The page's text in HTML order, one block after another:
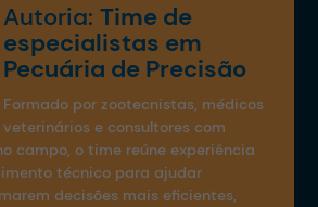
Autoria:Time de
especialistas em
Pecuária de Precisão
Formado por zootecnistas, médicos
veterinários e consultores com
campo, o time reúne experiência
técnico para ajudar
decisões mais eficientes,